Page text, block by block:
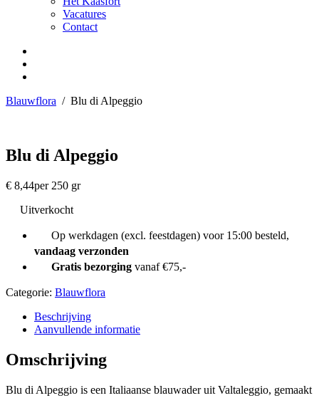
Vacatures
Contact
Blauwflora /Blu di Alpeggio
Blu di Alpeggio
€ 8,44per 250 gr
Uitverkocht
Op werkdagen (excl. feestdagen) voor 15:00 besteld,
vandaag verzonden
Gratis bezorging vanaf €75,-
Categorie: Blauwflora
Beschrijving
Aanvullende informatie
Omschrijving
Blu di Alpeggio is een Italiaanse blauwader uit Valtaleggio, gemaakt